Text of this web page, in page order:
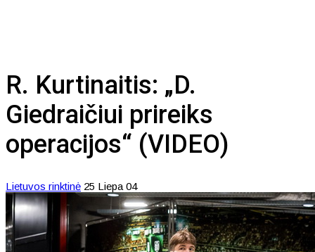
R. Kurtinaitis: „D.
Giedraičiui prireiks
operacijos“ (VIDEO)
Lietuvos rinktinė 25 Liepa 04